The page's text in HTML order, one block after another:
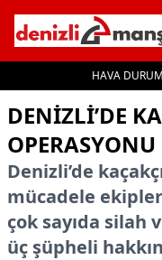
HAVA
İçeriğe geç
DENIZLI’DE
OPERASYONU
Denizli’de
mücadele
çok sayıda
üç şüpheli